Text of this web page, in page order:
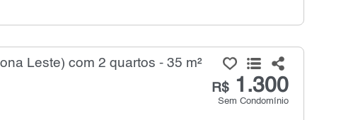
Leste) com 2 quartos - 35 m²
R$1.300
Sem Condomínio